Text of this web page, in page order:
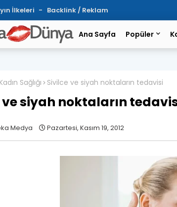
İlkeleri Backlink / Reklam
Ana Sayfa Popüler
Kadın Sağlığı Sivilce ve siyah noktaların tedavisi
ve siyah noktaların
Medya Pazartesi, Kasım 19, 2012